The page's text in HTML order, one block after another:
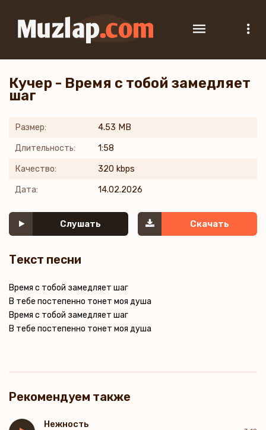
Кучер - Время с тобой замедляет
шаг
Размер: 4.53 MB
Длительность: 1:58
Качество: 320 kbps
Дата: 14.02.2026
Слушать Скачать
Текст песни
Время с тобой замедляет шаг
В тебе постепенно тонет моя душа
Время с тобой замедляет шаг
В тебе постепенно тонет моя душа
Рекомендуем также
Нежность